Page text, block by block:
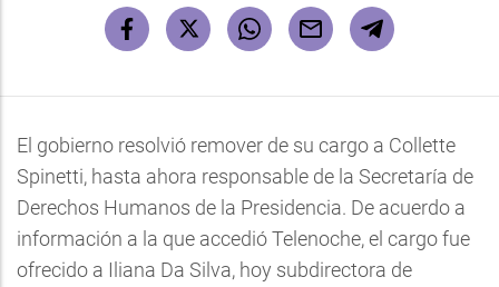
El gobierno resolvió remover de su cargo a Collette
Spinetti, hasta ahora responsable de la Secretaría de
Derechos Humanos de la Presidencia. De acuerdo a
información a la que accedió Telenoche, el cargo fue
ofrecido a Iliana Da Silva, hoy subdirectora de